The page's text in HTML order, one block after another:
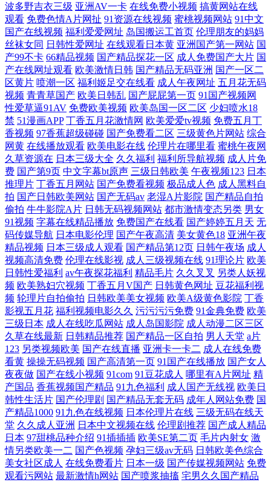
波多野吉衣三级 亚洲AV一卡 在线免费小视频 搞黄网站在线
观看 免费色情A片网扯 91资源在线视频 蜜桃视频网站 91中文
国产在线视频 福利爱爱网址 岛国搬运工首页 伦理朋友的妈妈
丝袜女同 日韩性爱网址 在线观看日本黄 亚洲国产第一网站 国
产99不卡 66精品视频 国产精品探花一区 成人免费国产大片 国
产在线网址观看 欧美激情日韩 国产精品无码亚洲 国产一区二
区黄片 喷潮一区 福利姬足交在线看 成人午夜网址 五月花无码
视频 青青草国产 欧美日韩乱 国产屁屁第一页 91国产视频网
性爱草逼91AV 免费欧美视频 欧美岛国一区二区 少妇喷水18
禁 51漫画APP 丁香五月花激情网 欧美爱爱tv视频 免费五月丁
香视频 97香蕉超级碰碰 国产免费看二区 三级黄色片网站 综合
网黄 在线播放观看 欧美电影在线 伦理片在哪里看 蜜桃午夜网
久草资源在 日本三级大全 久久福利 福利所导航视频 成人片免
费 国产第9页 中文字幕bt原声 三级日韩欧美 午夜视频123 日本
推理片 丁香五月网站 国产免费看视频 极品成人色 成人黑料自
拍 国产日韩欧美网站 国产无码av 老湿A片影院 国产精品自拍
偷拍 牛牛影院A片 日韩无码视频网站 都市激情变态另类 男女
91视频 字幕在线精品播放 免费国产在线看 国产婷婷五月天 无
码传媒导航 日本电影伦理 国产午夜高清 美女黄色18 亚洲午夜
精品视频 日本三级成人观看 国产精品第12页 日韩午夜场 成人
视频高清免费 伦理在线影视 成人三级视频在线 91理论片 欧美
日韩性爱福利 av午夜探花福利 精品毛片 久久叉叉 另类人妖视
频 欧美熟妇穴视频 丁香五月V国产 日韩黄色网址 豆花福利视
频 轮理片自拍偷拍 日韩欧美美女视频 欧美A级黄色影院 丁香
影视五月花 福利视频电影久久 污污污污免费 91金典免费 欧美
三级日本 成人在线吃瓜网站 成人岛国影院 成人动漫二区三区
久草在线最新 日韩精品推荐 国产精品一区自拍 男人天堂 a片
123 另类视频欧美 国产在线直播 亚洲卡一卡二 成人在线免费
看黄 操操无码视频 国产高清第一页 91国产在线播放 国产女人
夜夜做 国产在线小视频 91com 91豆花成人 哪里有A片网址 精
产国品 香蕉视频国产精品 91九色福利 成人国产无线视 欧美日
韩性生活片 国产伦理剧 国产精品无套无码 成年人网站免费 国
产精品1000 91九色在线视频 日本伦理片在线 三级无码在线天
堂 久久成人亚洲 日本中文视频在线 伦理剧推荐 国产成人精品
日本 97甜桃品种介绍 91插插插 欧美SE第二页 毛片内射女 激
情另类欧美一二 国产色视频 孕妇三级av无码 日韩欧美色综合
美女社区成人 在线免费看片 日本一级 国产传媒视频网站 免费
观看污网站 最新激情h网站 国产喷浆抽搐 宅男久久国产精品